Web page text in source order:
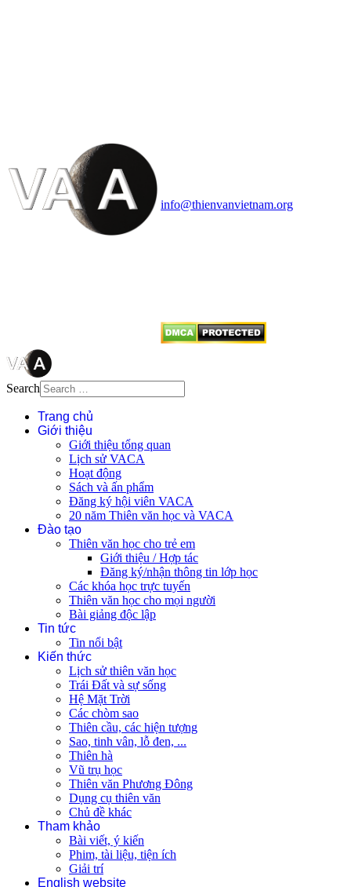
info@thienvanvietnam.org
Search
Trang chủ
Giới thiệu
Giới thiệu tổng quan
Lịch sử VACA
Hoạt động
Sách và ấn phẩm
Đăng ký hội viên VACA
20 năm Thiên văn học và VACA
Đào tạo
Thiên văn học cho trẻ em
Giới thiệu / Hợp tác
Đăng ký/nhận thông tin lớp học
Các khóa học trực tuyến
Thiên văn học cho mọi người
Bài giảng độc lập
Tin tức
Tin nổi bật
Kiến thức
Lịch sử thiên văn học
Trái Đất và sự sống
Hệ Mặt Trời
Các chòm sao
Thiên cầu, các hiện tượng
Sao, tinh vân, lỗ đen, ...
Thiên hà
Vũ trụ học
Thiên văn Phương Đông
Dụng cụ thiên văn
Chủ đề khác
Tham khảo
Bài viết, ý kiến
Phim, tài liệu, tiện ích
Giải trí
English website